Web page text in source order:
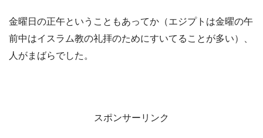
金曜日の正午ということもあってか（エジプトは金曜の午
前中はイスラム教の礼拝のためにすいてることが多い）、
人がまばらでした。
スポンサーリンク